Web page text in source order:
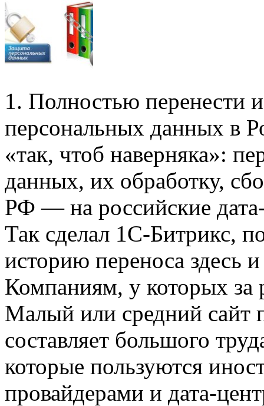
1. Полностью перенести
персональных данных в
«так, чтоб наверняка»:
данных, их обработку,
РФ — на российские
Так сделал 1С-Битрикс,
историю переноса здесь
Компаниям, у которых за
Малый или средний сайт
составляет большого
которые пользуются
провайдерами и дата-